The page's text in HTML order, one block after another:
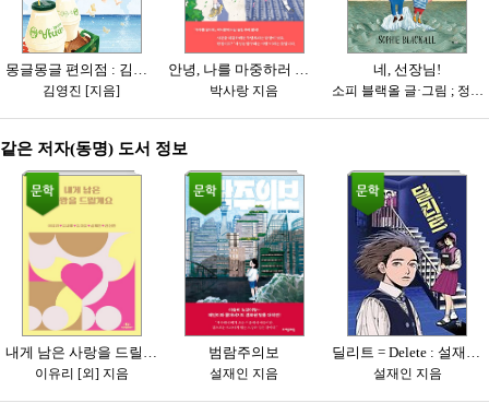
몽글몽글 편의점 : 김영진 그림책
김영진 [지음]
안녕, 나를 마중하러 왔어 : 박사랑 장편소설
박사랑 지음
네, 선장님!
소피 블랙올 글·그림 ; 정회성 옮김
같은 저자(동명) 도서 정보
내게 남은 사랑을 드릴게요
이유리 [외] 지음
범람주의보
설재인 지음
딜리트 = Delete : 설재인 장편소설
설재인 지음